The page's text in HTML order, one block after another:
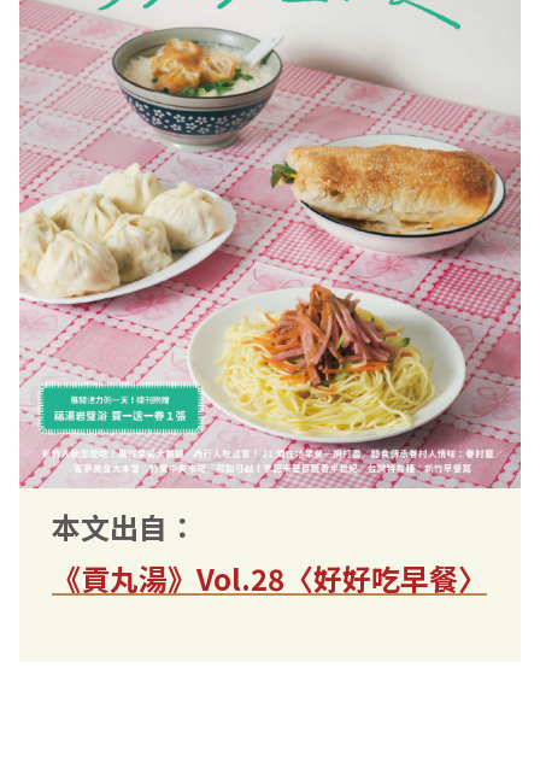
本文出自：
《貢丸湯》Vol.28〈好好吃早餐〉